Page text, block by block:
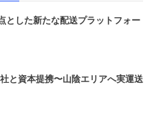
した新たな配送プラットフォー
と資本提携〜山陰エリアへ実運送